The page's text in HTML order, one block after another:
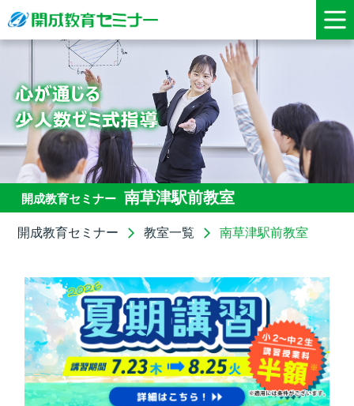
開成教育セミナー 南草津駅前教室
開成教育セミナー 教室一覧 南草津駅前教室